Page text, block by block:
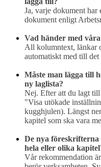
Ja, varje dokument har
dokument enligt
Vad händer med
All kolumntext, länkar
automatiskt med till det
Måste man lägga till
ny laglista?
Nej. Efter att du lagt
"Visa utökade
kugghjulen). Längst
kapitel som ska vara
De nya
hela eller olika
Vår rekommendation